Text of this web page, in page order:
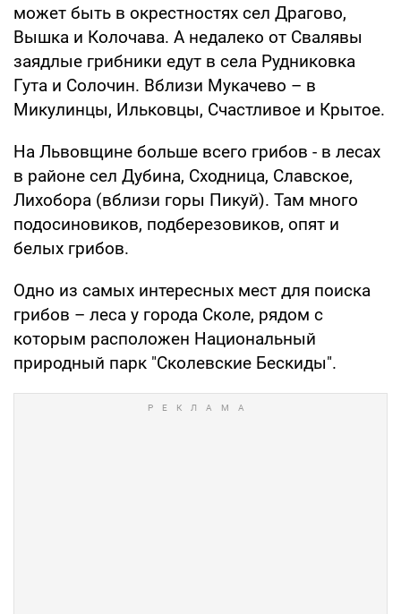
может быть в окрестностях сел Драгово,
Вышка и Колочава. А недалеко от Свалявы
заядлые грибники едут в села Рудниковка
Гута и Солочин. Вблизи Мукачево – в
Микулинцы, Ильковцы, Счастливое и Крытое.
На Львовщине больше всего грибов - в лесах
в районе сел Дубина, Сходница, Славское,
Лихобора (вблизи горы Пикуй). Там много
подосиновиков, подберезовиков, опят и
белых грибов.
Одно из самых интересных мест для поиска
грибов – леса у города Сколе, рядом с
которым расположен Национальный
природный парк "Сколевские Бескиды".